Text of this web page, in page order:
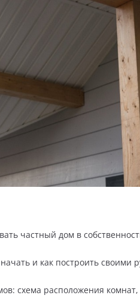
частный дом в
и как построить своими
схема расположения